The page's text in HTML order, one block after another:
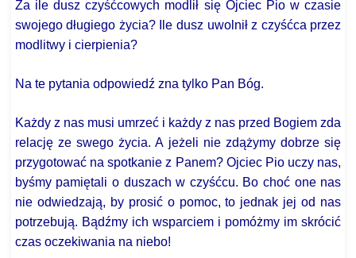
Za ile dusz czyśćcowych modlił się Ojciec Pio w czasie
swojego długiego życia? Ile dusz uwolnił z czyśćca przez
modlitwy i cierpienia?
Na te pytania odpowiedź zna tylko Pan Bóg.
Każdy z nas musi umrzeć i każdy z nas przed Bogiem zda
relację ze swego życia. A jeżeli nie zdążymy dobrze się
przygotować na spotkanie z Panem? Ojciec Pio uczy nas,
byśmy pamiętali o duszach w czyśćcu. Bo choć one nas
nie odwiedzają, by prosić o pomoc, to jednak jej od nas
potrzebują. Bądźmy ich wsparciem i pomóżmy im skrócić
czas oczekiwania na niebo!